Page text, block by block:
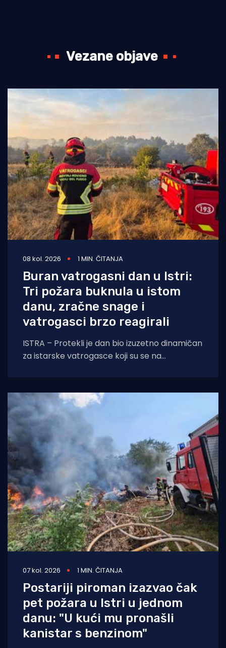
Vezane objave
08 kol. 2026 1 MIN. ČITANJA
Buran vatrogasni dan u Istri:
Tri požara buknula u istom
danu, zračne snage i
vatrogasci brzo reagirali
ISTRA – Protekli je dan bio izuzetno dinamičan
za istarske vatrogasce koji su se na
07 kol. 2026 1 MIN. ČITANJA
Postariji piroman izazvao čak
pet požara u Istri u jednom
danu: "U kući mu pronašli
kanistar s benzinom"